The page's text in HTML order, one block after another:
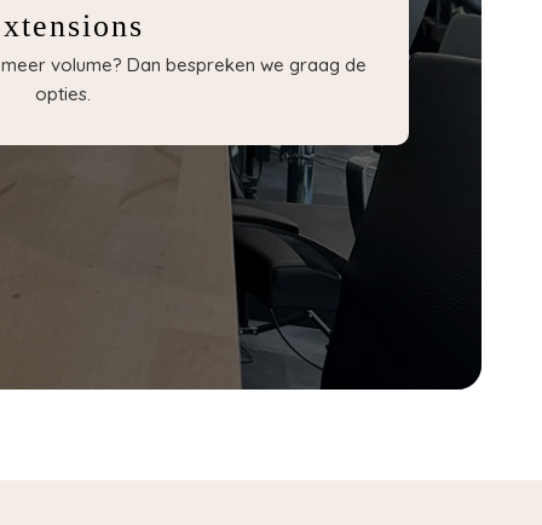
volume? Dan bespreken we graag de
opties.